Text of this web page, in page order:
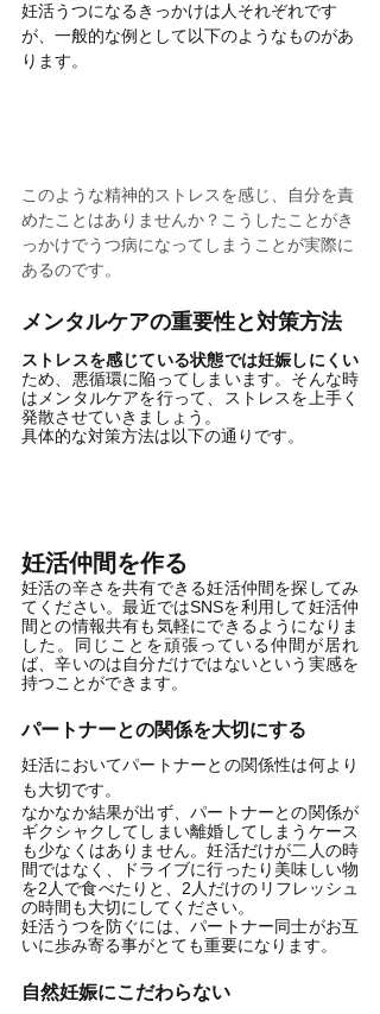
妊活うつになるきっかけは人それぞれです
が、一般的な例として以下のようなものがあ
ります。
このような精神的ストレスを感じ、自分を責
めたことはありませんか？こうしたことがき
っかけでうつ病になってしまうことが実際に
あるのです。
メンタルケアの重要性と対策方法
ストレスを感じている状態では妊娠しにくい
ため、悪循環に陥ってしまいます。そんな時
はメンタルケアを行って、ストレスを上手く
発散させていきましょう。
具体的な対策方法は以下の通りです。
妊活仲間を作る
妊活の辛さを共有できる妊活仲間を探してみ
てください。最近ではSNSを利用して妊活仲
間との情報共有も気軽にできるようになりま
した。同じことを頑張っている仲間が居れ
ば、辛いのは自分だけではないという実感を
持つことができます。
パートナーとの関係を大切にする
妊活においてパートナーとの関係性は何より
も大切です。
なかなか結果が出ず、パートナーとの関係が
ギクシャクしてしまい離婚してしまうケース
も少なくはありません。妊活だけが二人の時
間ではなく、ドライブに行ったり美味しい物
を2人で食べたりと、2人だけのリフレッシュ
の時間も大切にしてください。
妊活うつを防ぐには、パートナー同士がお互
いに歩み寄る事がとても重要になります。
自然妊娠にこだわらない